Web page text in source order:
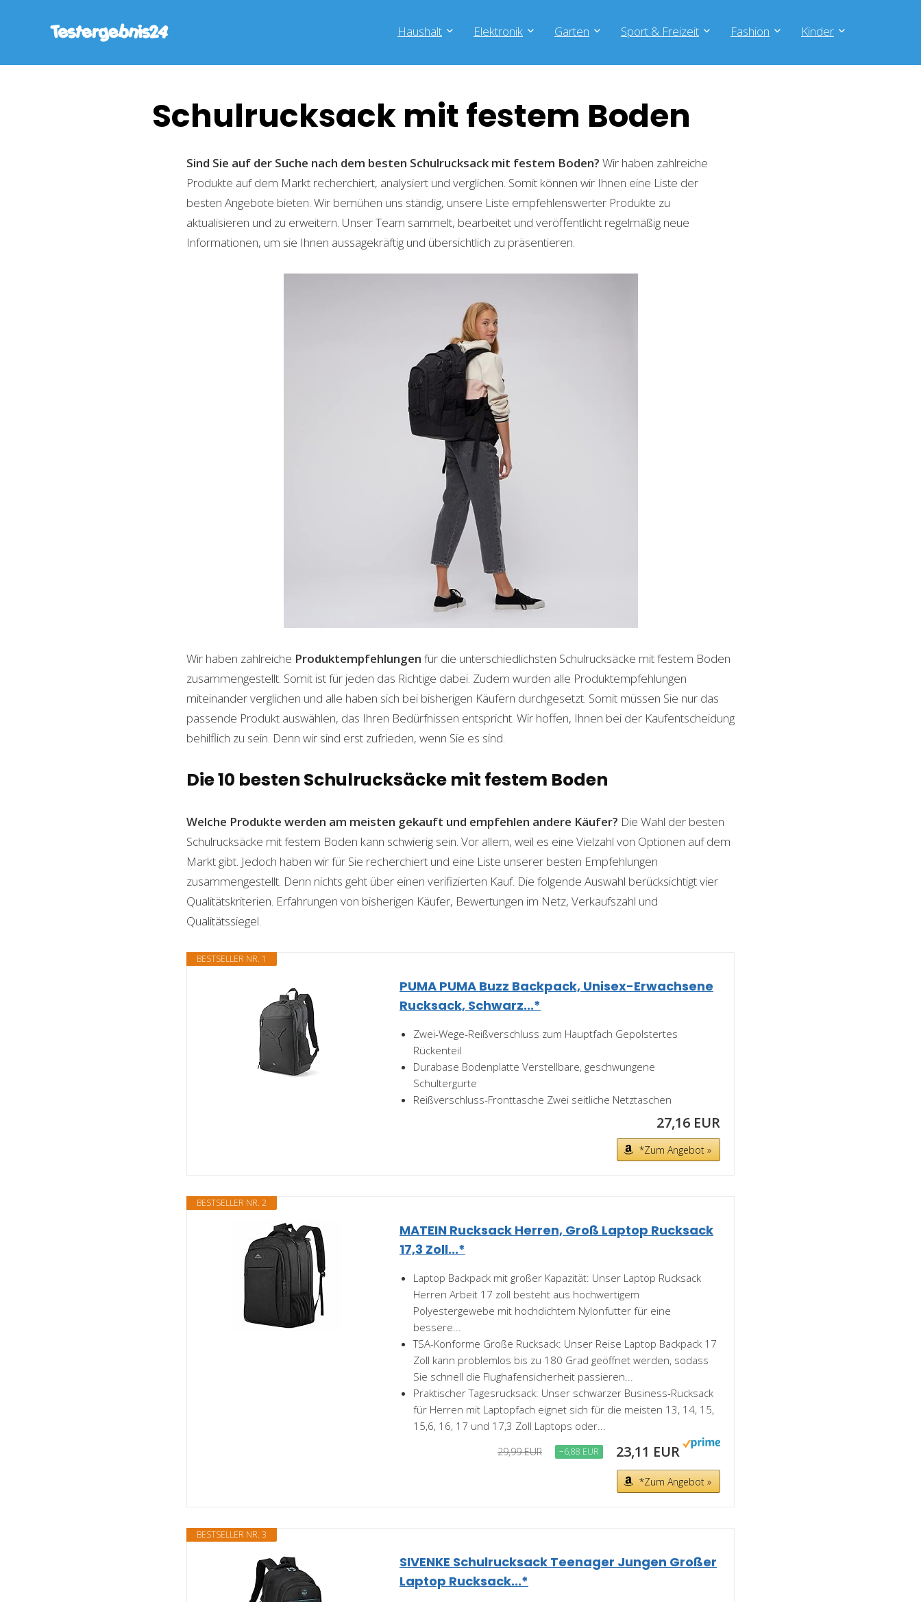
Haushalt Elektronik Garten Sport & Freizeit Fashion Kinder
Schulrucksack mit festem Boden
Sind Sie auf der Suche nach dem besten Schulrucksack mit festem Boden? Wir haben zahlreiche
Produkte auf dem Markt recherchiert, analysiert und verglichen. Somit können wir Ihnen eine Liste der
besten Angebote bieten. Wir bemühen uns ständig, unsere Liste empfehlenswerter Produkte zu
aktualisieren und zu erweitern. Unser Team sammelt, bearbeitet und veröffentlicht regelmäßig neue
Informationen, um sie Ihnen aussagekräftig und übersichtlich zu präsentieren.
Wir haben zahlreiche Produktempfehlungen für die unterschiedlichsten Schulrucksäcke mit festem Boden
zusammengestellt. Somit ist für jeden das Richtige dabei. Zudem wurden alle Produktempfehlungen
miteinander verglichen und alle haben sich bei bisherigen Käufern durchgesetzt. Somit müssen Sie nur das
passende Produkt auswählen, das Ihren Bedürfnissen entspricht. Wir hoffen, Ihnen bei der Kaufentscheidung
behilflich zu sein. Denn wir sind erst zufrieden, wenn Sie es sind.
Die 10 besten Schulrucksäcke mit festem Boden
Welche Produkte werden am meisten gekauft und empfehlen andere Käufer? Die Wahl der besten
Schulrucksäcke mit festem Boden kann schwierig sein. Vor allem, weil es eine Vielzahl von Optionen auf dem
Markt gibt. Jedoch haben wir für Sie recherchiert und eine Liste unserer besten Empfehlungen
zusammengestellt. Denn nichts geht über einen verifizierten Kauf. Die folgende Auswahl berücksichtigt vier
Qualitätskriterien. Erfahrungen von bisherigen Käufer, Bewertungen im Netz, Verkaufszahl und
Qualitätssiegel.
BESTSELLER NR. 1
PUMA PUMA Buzz Backpack, Unisex-Erwachsene
Rucksack, Schwarz...*
Zwei-Wege-Reißverschluss zum Hauptfach Gepolstertes
Rückenteil
Durabase Bodenplatte Verstellbare, geschwungene
Schultergurte
Reißverschluss-Fronttasche Zwei seitliche Netztaschen
27,16 EUR
*Zum Angebot »
BESTSELLER NR. 2
MATEIN Rucksack Herren, Groß Laptop Rucksack
17,3 Zoll...*
Laptop Backpack mit großer Kapazität: Unser Laptop Rucksack
Herren Arbeit 17 zoll besteht aus hochwertigem
Polyestergewebe mit hochdichtem Nylonfutter für eine
bessere...
TSA-Konforme Große Rucksack: Unser Reise Laptop Backpack 17
Zoll kann problemlos bis zu 180 Grad geöffnet werden, sodass
Sie schnell die Flughafensicherheit passieren...
Praktischer Tagesrucksack: Unser schwarzer Business-Rucksack
für Herren mit Laptopfach eignet sich für die meisten 13, 14, 15,
15,6, 16, 17 und 17,3 Zoll Laptops oder...
29,99 EUR −6,88 EUR 23,11 EUR
*Zum Angebot »
BESTSELLER NR. 3
SIVENKE Schulrucksack Teenager Jungen Großer
Laptop Rucksack...*